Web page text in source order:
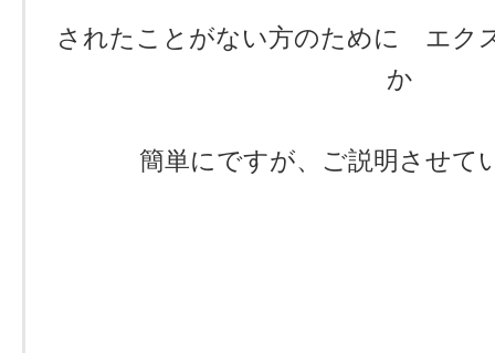
されたことがない方のために エク
か
簡単にですが、ご説明させて